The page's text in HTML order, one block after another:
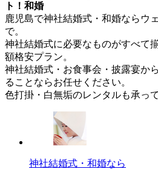
ト！和婚
鹿児島で神社結婚式・和婚ならウ
で。
神社結婚式に必要なものがすべて
額格安プラン。
神社結婚式・お食事会・披露宴か
ることならお任せください。
色打掛・白無垢のレンタルも承っ
神社結婚式・和婚なら